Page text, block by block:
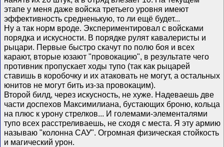
этапе у меня даже войска третьего уровня имеют
эффективность средненькую, то ли ещё будет...
Ну а так норм вроде. Экспериментировал с войсками
порядка и искусности. В порядке рулят кавалеристы и
рыцари. Первые быстро скачут по полю боя и всех
карают, вторые юзают "провокацию", в результате чего
противник пропускает ходы тупо (так как рыцарей
ставишь в коробочку и их атаковать не могут, а остальных
юнитов не могут бить из-за провокацим).
Второй билд, через искусность, не хуже. Надеваешь две
части доспехов Максимилиана, бустающих броню, кольца
на плюс к урону стрелков... И големами-элементалями
тупо всех расстреливаешь, не сходя с места. Я эту армию
называю "колонна САУ". Огромная физическая стойкость
и магический урон.